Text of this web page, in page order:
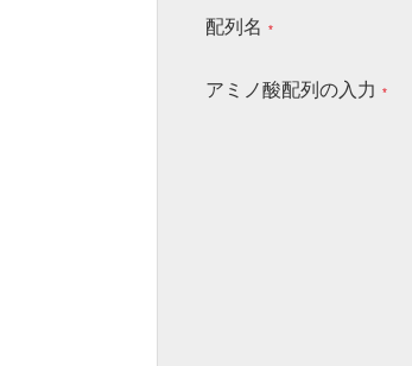
配列名 *
アミノ酸配列の入力 *